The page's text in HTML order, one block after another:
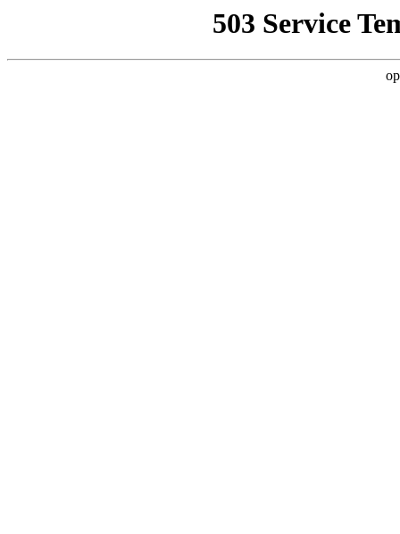
503 Service